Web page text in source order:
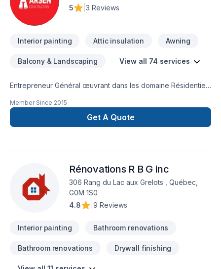
5
3 Reviews
Interior painting Attic insulation Awning
Balcony & Landscaping View all 74 services
Entrepreneur Général œuvrant dans les domaine Résidentiel-
Member Since 2015
Get A Quote
Rénovations R B G inc
306 Rang du Lac aux Grelots , Québec,
G0M 1S0
4.8
9 Reviews
Interior painting Bathroom renovations
Bathroom renovations Drywall finishing